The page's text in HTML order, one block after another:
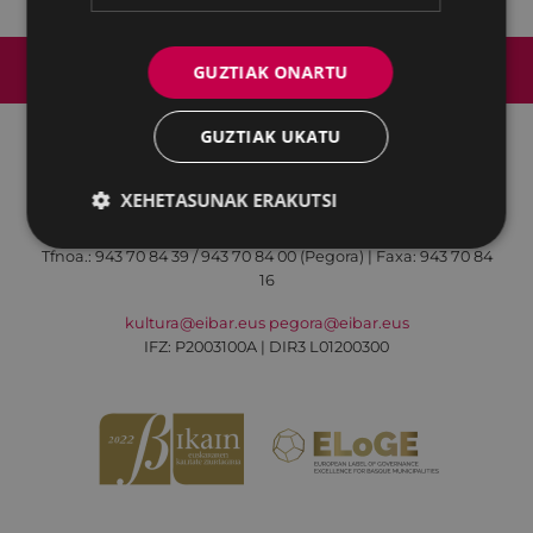
Lege-oharra
Cookien politika
Udalaren sare sozial guztiak
Tfnoa.:943 70 84 39 / 943 70 84 00 (Pegora)| Faxa: 943 70 84
16
kultura@eibar.eus pegora@eibar.eus
IFZ: P2003100A | DIR3 L01200300
GUZTIAK ONARTU
GUZTIAK UKATU
XEHETASUNAK ERAKUTSI